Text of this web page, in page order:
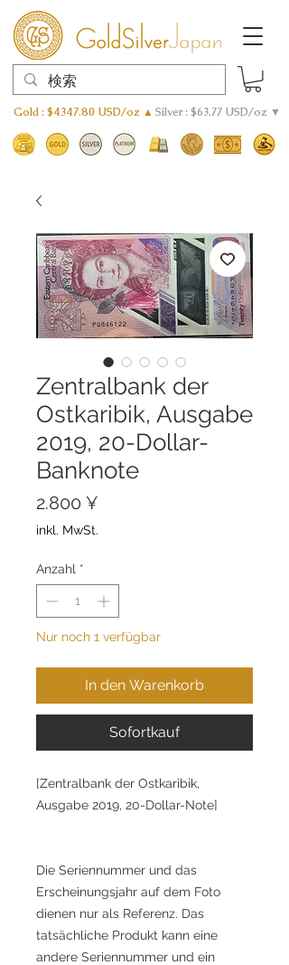
Gold : $4347.80 USD/oz ▲ Silver : $63.77 USD/oz ▼
Zentralbank der
Ostkaribik, Ausgabe
2019, 20-Dollar-
Banknote
2.800 ¥
inkl. MwSt.
Anzahl *
Nur noch 1 verfügbar
In den Warenkorb
Sofortkauf
[Zentralbank der Ostkaribik,
Ausgabe 2019, 20-Dollar-Note]
Die Seriennummer und das
Erscheinungsjahr auf dem Foto
dienen nur als Referenz. Das
tatsächliche Produkt kann eine
andere Seriennummer und ein